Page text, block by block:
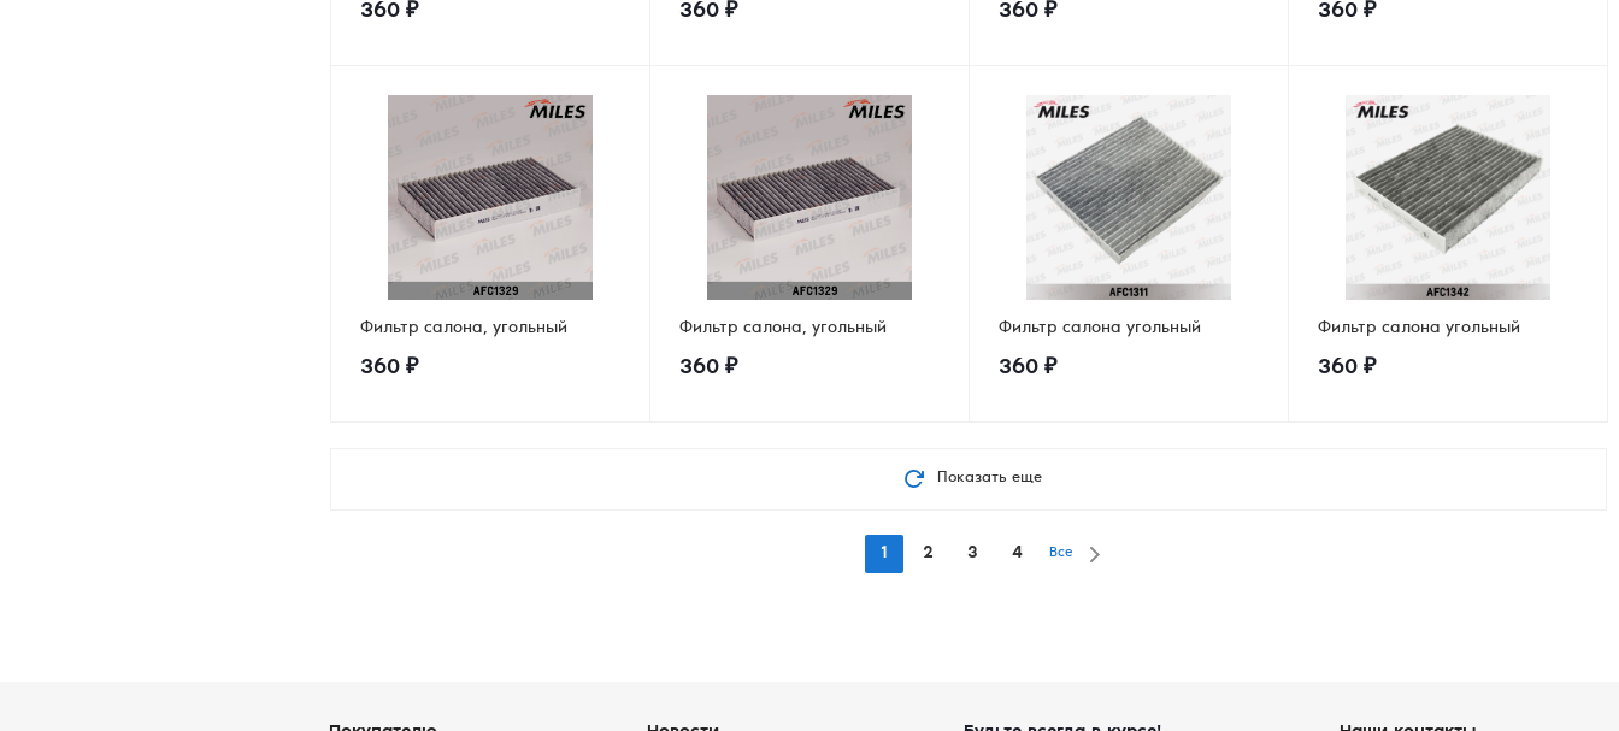
360 ₽ 360 ₽ 360 ₽ 360 ₽
Фильтр салона, угольный
360 ₽
Фильтр салона, угольный
360 ₽
Фильтр салона угольный
360 ₽
Фильтр салона угольный
360 ₽
Показать еще
1 2 3 4 Все